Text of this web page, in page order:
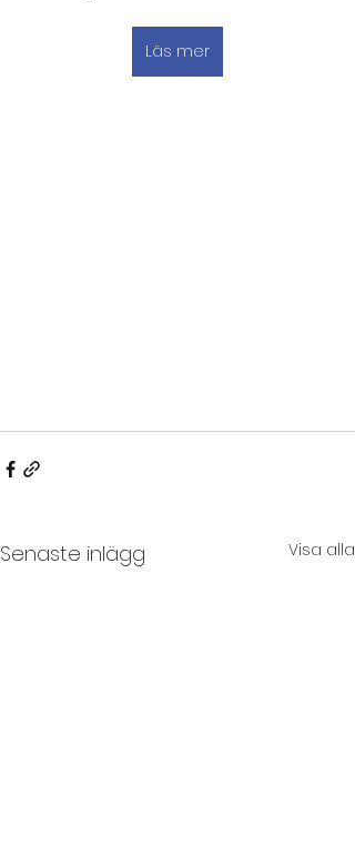
Läs mer
Senaste inlägg Visa alla